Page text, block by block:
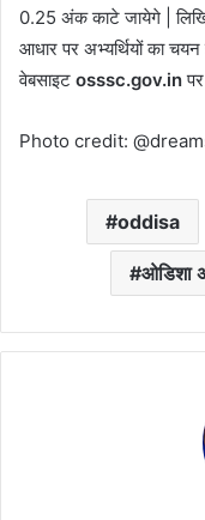
0.25 अंक काटे जायेगे |
आधार पर अभ्यर्थियों का चयन
वेबसाइट osssc.gov.in
Photo credit:
oddisa
ओडिशा